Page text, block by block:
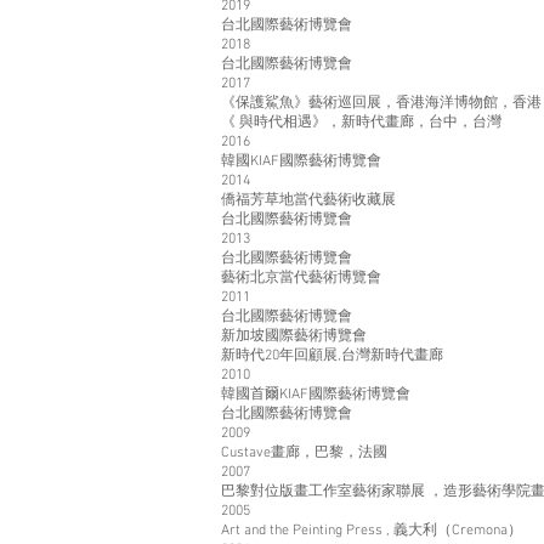
2019
台北國際藝術博覽會
2018
台北國際藝術博覽會
2017
《保護鯊魚》藝術巡回展，香港海洋博物館，香港
《 與時代相遇》，新時代畫廊，台中，台灣
2016
韓國KIAF國際藝術博覽會
2014
僑福芳草地當代藝術收藏展
台北國際藝術博覽會
2013
台北國際藝術博覽會
藝術北京當代藝術博覽會
2011
台北國際藝術博覽會
新加坡國際藝術博覽會
新時代20年回顧展,台灣新時代畫廊
2010
韓國首爾KIAF國際藝術博覽會
台北國際藝術博覽會
2009
Custave畫廊，巴黎，法國
2007
巴黎對位版畫工作室藝術家聯展 ，造形藝術學院
2005
Art and the Peinting Press , 義大利（Cremona）